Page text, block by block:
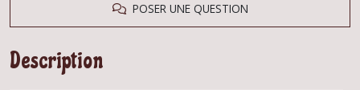
POSER UNE QUESTION
Description